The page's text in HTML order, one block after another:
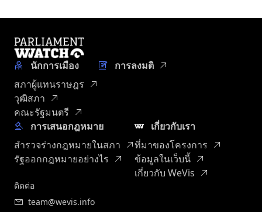
นักการเมือง
สภาผู้แทนราษฎร
วุฒิสภา
คณะรัฐมนตรี
การลงมติ
การเสนอกฎหมาย
สำรวจร่างกฎหมายในสภา
รัฐออกกฎหมายอย่างไร
เกี่ยวกับเรา
ที่มาของโครงการ
ข้อมูลในเว็บนี้
เกี่ยวกับ WeVis
ติดต่อ
team@wevis.info